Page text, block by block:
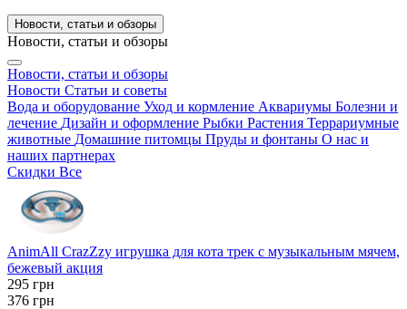
Новости, статьи и обзоры
Новости, статьи и обзоры
Новости, статьи и обзоры
Новости Статьи и советы
Вода и оборудование Уход и кормление Аквариумы Болезни и
лечение Дизайн и оформление Рыбки Растения Террариумные
животные Домашние питомцы Пруды и фонтаны О нас и
наших партнерах
Скидки Все
AnimAll CrazZzy игрушка для кота трек с музыкальным мячем,
бежевый акция
295 грн
376 грн